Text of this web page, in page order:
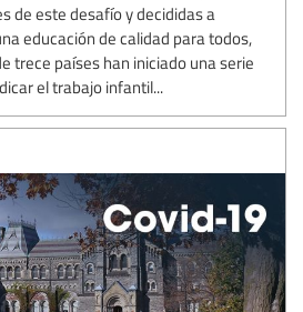
de este desafío y decididas a
educación de calidad para todos,
trece países han iniciado una serie
el trabajo infantil...